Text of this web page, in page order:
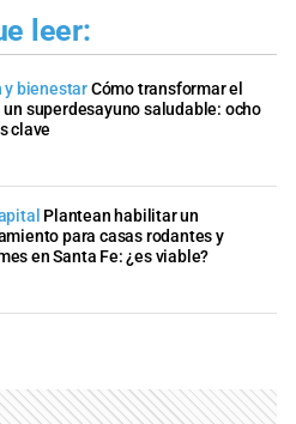
leer:
y bienestarCómo transformar el
un superdesayuno saludable: ocho
clave
Plantean habilitar un
para casas rodantes y
en Santa Fe: ¿es viable?